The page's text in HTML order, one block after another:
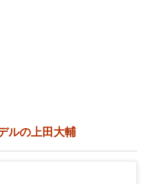
ルの上田大輔